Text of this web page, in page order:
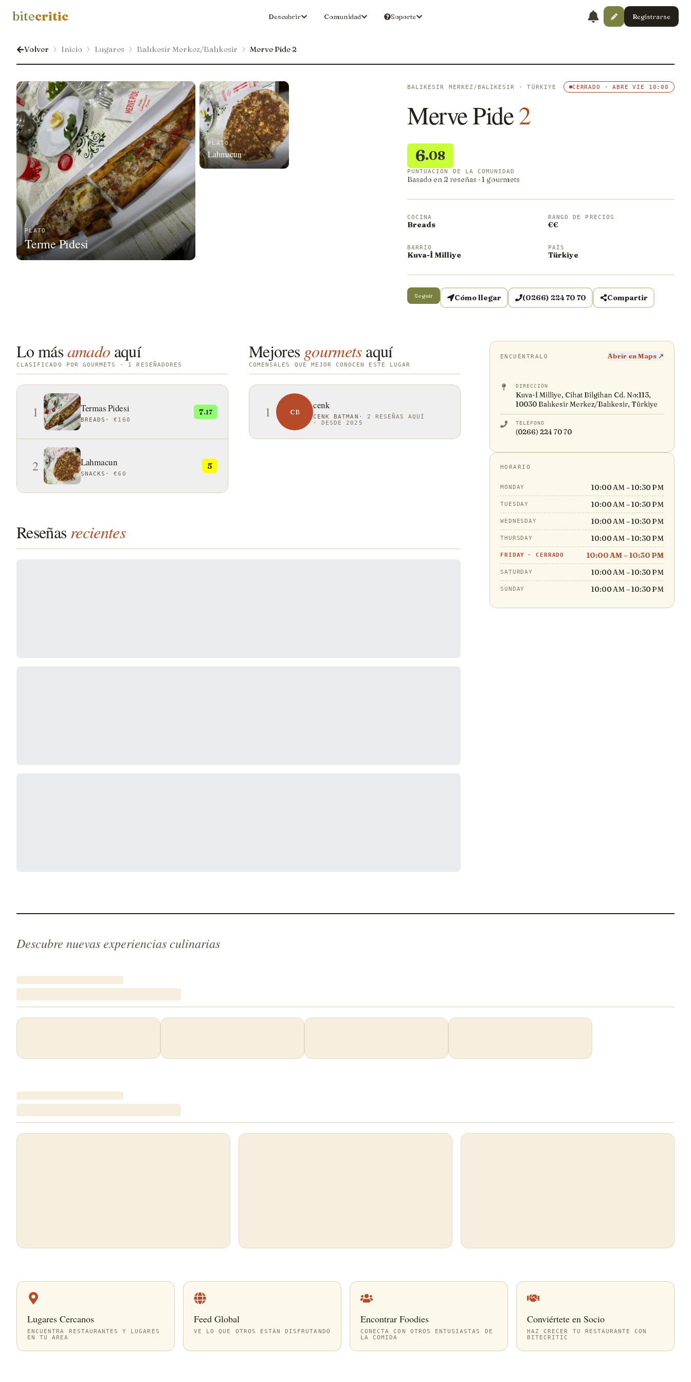
bitecritic Descubrir Comunidad Soporte Registrarse
Volver Inicio Lugares Balıkesir Merkez/Balıkesir Merve Pide 2
PLATO
Terme Pidesi
PLATO
Lahmacun
BALIKESIR MERKEZ/BALIKESIR · TÜRKIYE CERRADO · ABRE VIE 10:00
Merve Pide2
6.08
PUNTUACIÓN DE LA COMUNIDAD
Basado en 2 reseñas · 1 gourmets
COCINA
Breads
RANGO DE PRECIOS
€€
BARRIO
Kuva-İ Milliye
PAÍS
Türkiye
Seguir Cómo llegar (0266) 224 70 70 Compartir
Lo másamado aquí
CLASIFICADO POR GOURMETS · 1 RESEÑADORES
1 Termas Pidesi
BREADS ·€160
7.17
2 Lahmacun
SNACKS ·€60
5
Mejores gourmetsaquí
COMENSALES QUE MEJOR CONOCEN ESTE LUGAR
1 CB
cenk
CENK BATMAN ·
2 RESEÑAS AQUÍ
·DESDE 2025
Reseñas recientes
ENCUÉNTRALO Abrir en Maps ↗
DIRECCIÓN
Kuva-İ Milliye, Cihat Bilgihan Cd. No:113,
10030 Balıkesir Merkez/Balıkesir, Türkiye
TELÉFONO
(0266) 224 70 70
HORARIO
MONDAY 10:00 AM – 10:30 PM
TUESDAY 10:00 AM – 10:30 PM
WEDNESDAY 10:00 AM – 10:30 PM
THURSDAY 10:00 AM – 10:30 PM
FRIDAY ·CERRADO 10:00 AM – 10:30 PM
SATURDAY 10:00 AM – 10:30 PM
SUNDAY 10:00 AM – 10:30 PM
Descubre nuevas experiencias culinarias
Lugares Cercanos
ENCUENTRA RESTAURANTES Y LUGARES
EN TU ÁREA
Feed Global
VE LO QUE OTROS ESTÁN DISFRUTANDO
Encontrar Foodies
CONECTA CON OTROS ENTUSIASTAS DE
LA COMIDA
Conviértete en Socio
HAZ CRECER TU RESTAURANTE CON
BITECRITIC